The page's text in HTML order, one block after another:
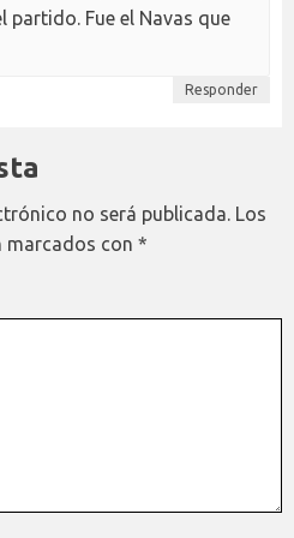
partido. Fue el Navas que
Responder
no será publicada. Los
marcados con *